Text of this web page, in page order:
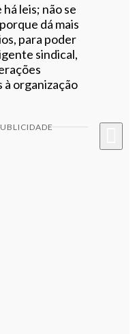
leis; não se
dá mais
para poder
sindical,
organização